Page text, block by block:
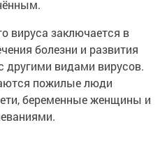
вируса заключается в
болезни и развития
другими видами вирусов.
пожилые люди
беременные женщины и